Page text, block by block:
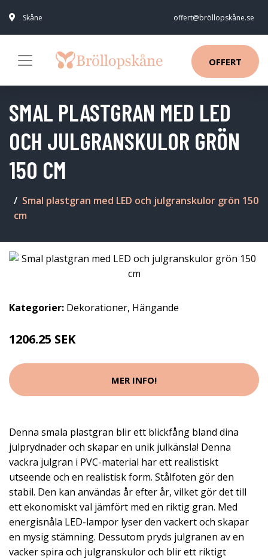
Skåne offert@bröllopskåne.se
OFFERT
SMAL PLASTGRAN MED LED
OCH JULGRANSKULOR GRÖN
150 CM
Smal plastgran med LED och julgranskulor grön 150
cm
Kategorier: Dekorationer, Hängande
1206.25 SEK
MER INFO!
Denna smala plastgran blir ett blickfång bland dina
julprydnader och skapar en unik julkänsla! Denna
vackra julgran i PVC-material har ett realistiskt
utseende och en realistisk form. Stålfoten gör den
stabil. Den kan användas år efter år, vilket gör det till
ett ekonomiskt val jämfört med en riktig gran. Med
energisnåla LED-lampor lyser den vackert och skapar
en mysig stämning. Dessutom pryds julgranen av en
vacker spira och julgranskulor och blir ett riktigt